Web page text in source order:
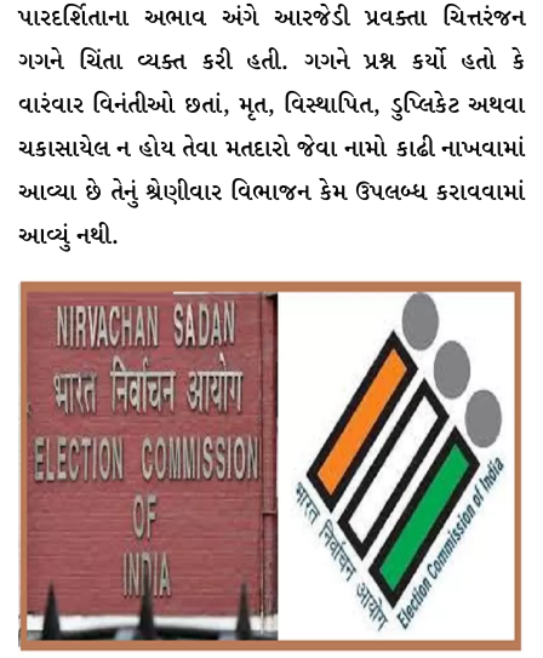
પારદર્શિતાના અભાવ અંગે આરજેડી પ્રવક્તા ચિત્તરંજન
ગગને ચિંતા વ્યક્ત કરી હતી. ગગને પ્રશ્ન કર્યો હતો કે
વારંવાર વિનંતીઓ છતાં, મૃત, વિસ્થાપિત, ડુપ્લિકેટ અથવા
ચકાસાયેલ ન હોય તેવા મતદારો જેવા નામો કાઢી નાખવામાં
આવ્યા છે તેનું શ્રેણીવાર વિભાજન કેમ ઉપલબ્ધ કરાવવામાં
આવ્યું નથી.